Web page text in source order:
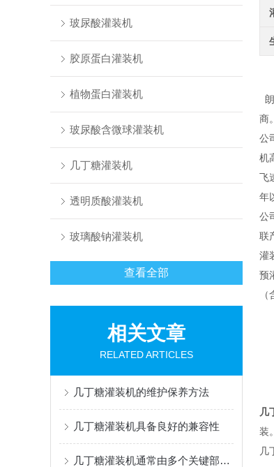
玻尿酸灌装机
胶原蛋白灌装机
植物蛋白灌装机
玻尿酸含微球灌装机
几丁糖灌装机
透明质酸灌装机
玻璃酸钠灌装机
查看全部
相关文章
RELATED ARTICLES
几丁糖灌装机的维护保养方法
几丁糖灌装机具备良好的兼容性
几丁糖灌装机通常由多个关键部件组成
商。
公
机
飞
年
公
联
灌
预
几
装。
几